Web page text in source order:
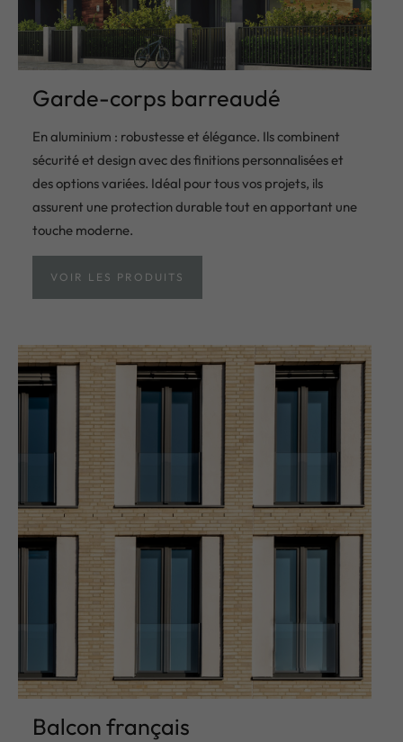
Garde-corps barreaudé
En aluminium : robustesse et élégance. Ils combinent
sécurité et design avec des finitions personnalisées et
des options variées. Idéal pour tous vos projets, ils
assurent une protection durable tout en apportant une
touche moderne.
VOIR LES PRODUITS
Balcon français